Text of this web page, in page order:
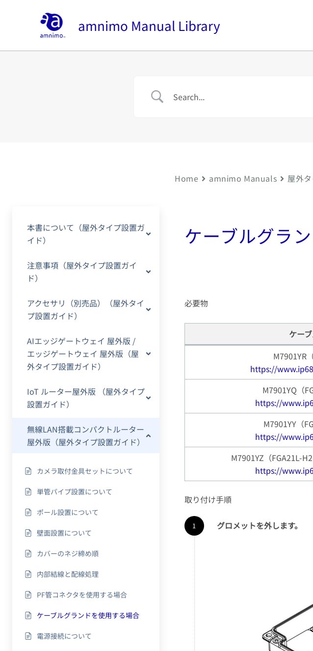
amnimo Manual Library
本書について（屋外タイプ設置ガ
イド）
注意事項（屋外タイプ設置ガイ
ド）
アクセサリ（別売品）（屋外タイ
プ設置ガイド）
AIエッジゲートウェイ 屋外版 /
エッジゲートウェイ 屋外版（屋
外タイプ設置ガイド）
IoT ルーター屋外版 （屋外タイプ
設置ガイド）
無線LAN搭載コンパクトルーター
屋外版（屋外タイプ設置ガイド）
カメラ取付金具セットについて
単管パイプ設置について
ポール設置について
壁面設置について
カバーのネジ締め順
内部結線と配線処理
PF管コネクタを使用する場合
ケーブルグランドを使用する場合
電源接続について
Home amnimo Manuals 屋外
ケーブルグラ
必要物
ケー
M7901YR
https://
M7901YQ（
https://
M7901YY（
https://
M7901YZ（FGA21L-
https://
取り付け手順
グロメットを外します。